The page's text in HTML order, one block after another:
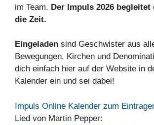
im Team. Der Impuls 2026
die Zeit.
Eingeladen sind Geschwister aus
Bewegungen, Kirchen und
dich einfach hier auf der Website in
Kalender ein und sei dabei!
Impuls Online Kalender zum
Lied von Martin Pepper: